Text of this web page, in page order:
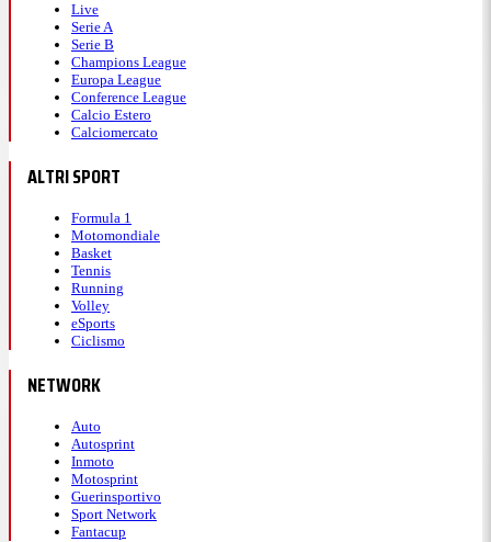
Live
Serie A
Serie B
Champions League
Europa League
Conference League
Calcio Estero
Calciomercato
ALTRI SPORT
Formula 1
Motomondiale
Basket
Tennis
Running
Volley
eSports
Ciclismo
NETWORK
Auto
Autosprint
Inmoto
Motosprint
Guerinsportivo
Sport Network
Fantacup